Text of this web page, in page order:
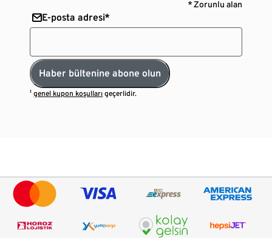
* Zorunlu alan
E-posta adresi*
Haber bültenine abone olun
¹genel kupon koşulları geçerlidir.